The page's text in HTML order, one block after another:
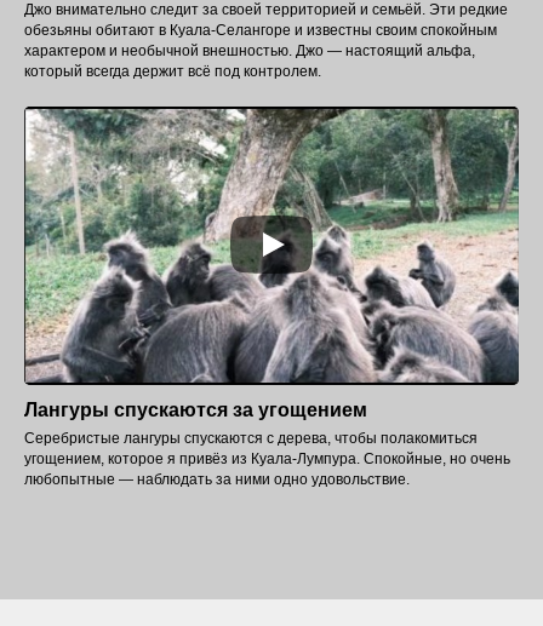
Джо внимательно следит за своей территорией и семьёй. Эти редкие
обезьяны обитают в Куала-Селангоре и известны своим спокойным
характером и необычной внешностью. Джо — настоящий альфа,
который всегда держит всё под контролем.
Лангуры спускаются за угощением
Серебристые лангуры спускаются с дерева, чтобы полакомиться
угощением, которое я привёз из Куала-Лумпура. Спокойные, но очень
любопытные — наблюдать за ними одно удовольствие.